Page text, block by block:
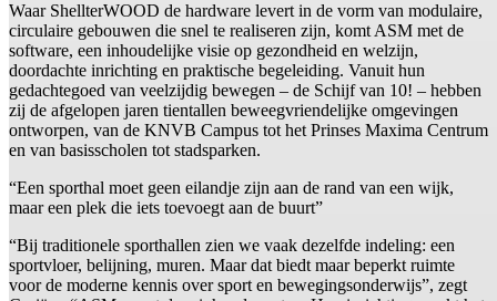
Waar ShellterWOOD de hardware levert in de vorm van modulaire,
circulaire gebouwen die snel te realiseren zijn, komt ASM met de
software, een inhoudelijke visie op gezondheid en welzijn,
doordachte inrichting en praktische begeleiding. Vanuit hun
gedachtegoed van veelzijdig bewegen – de Schijf van 10! – hebben
zij de afgelopen jaren tientallen beweegvriendelijke omgevingen
ontworpen, van de KNVB Campus tot het Prinses Maxima Centrum
en van basisscholen tot stadsparken.
“Een sporthal moet geen eilandje zijn aan de rand van een wijk,
maar een plek die iets toevoegt aan de buurt”
“Bij traditionele sporthallen zien we vaak dezelfde indeling: een
sportvloer, belijning, muren. Maar dat biedt maar beperkt ruimte
voor de moderne kennis over sport en bewegingsonderwijs”, zegt